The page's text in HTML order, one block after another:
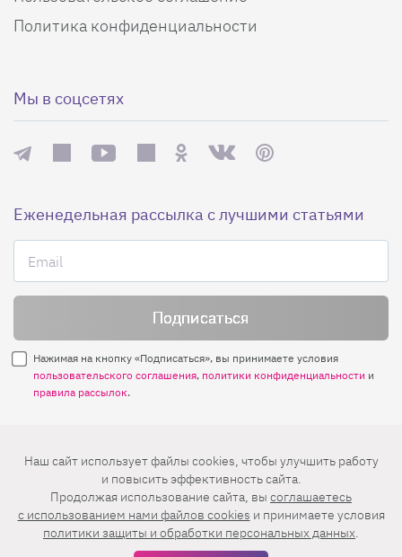
Политика конфиденциальности
Мы в соцсетях
Еженедельная рассылка с лучшими статьями
Нажимая на кнопку «Подписаться», вы принимаете условия
пользовательского соглашения, политики конфиденциальности и
правила рассылок.
Нашли ошибку? Выделите ее и нажмите
Ctrl+Enter
© 2026 АО «БКМ», ОГРН 1027739494584, ИНН 7705056238
127018, Москва, ул. Полковая, д. 3, стр. 4, помещение I, комн. 23
16+
Дизайн сайта —Студия Евгения и Ольги Апрель
Наш сайт использует файлы cookies, чтобы улучшить работу
и повысить эффективность сайта.
Продолжая использование сайта, вы соглашаетесь
c использованием нами файлов cookies и принимаете условия
политики защиты и обработки персональных данных.